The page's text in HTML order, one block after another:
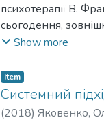
психотерапії В.
сьогодення,
у подоланні
Show more
Item
Системний
(2018) Яковенко,